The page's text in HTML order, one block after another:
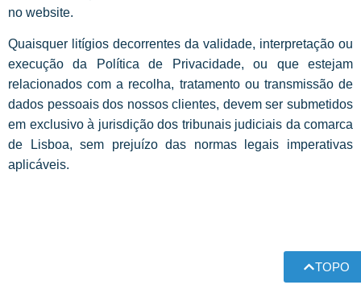
no website.
Quaisquer litígios decorrentes da validade, interpretação ou
execução da Política de Privacidade, ou que estejam
relacionados com a recolha, tratamento ou transmissão de
dados pessoais dos nossos clientes, devem ser submetidos
em exclusivo à jurisdição dos tribunais judiciais da comarca
de Lisboa, sem prejuízo das normas legais imperativas
aplicáveis.
TOPO